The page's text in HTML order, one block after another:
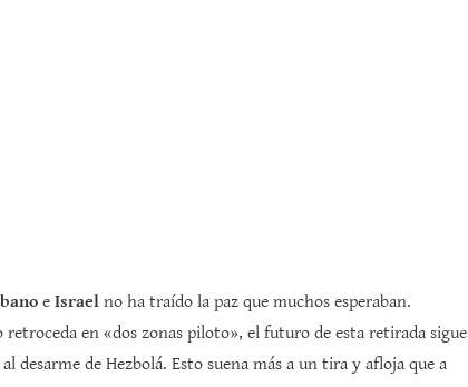
e Israel no ha traído la paz que muchos esperaban.
en «dos zonas piloto», el futuro de esta retirada sigue
desarme de Hezbolá. Esto suena más a un tira y afloja que a